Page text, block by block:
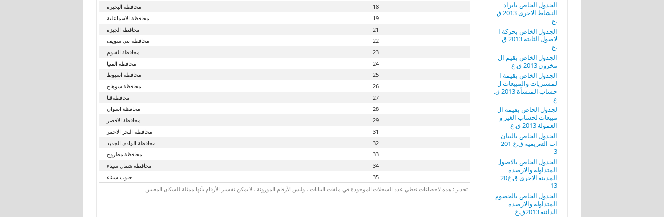
الجدول الخاص بايراد
النشاط الاخرى 2013 ق
.ع
الجدول الخاص بحركة ا
لاصول الثابتة 2013 ق
.ع
الجدول الخاص بقيم ال
مخزون 2013 ق.ع
الجدول الخاص بقيمة ا
لمشتريات والمبيعات ل
حساب المنشأة 2013 ق.
ع
لجدول الخاص بقيمة ال
مبيعات لحساب الغير و
العمولة 2013 ق.ع
الجدول الخاص بالبيان
ات التعريفية ق.خ 201
3
الجدول الخاص بالاصول
المتداولة والارصدة
المدينة الاخرى ق.خ20
13
الجدول الخاص بالخصوم
المتداولة والارصدة
الدائنة 2013ق.خ
18
محافظة البحيرة
19
محافظة الاسماعلية
21
محافظة الجيزة
22
محافظة بنى سويف
23
محافظة الفيوم
24
محافظة المنيا
25
محافظة اسيوط
26
محافظة سوهاج
27
محافظةقنا
28
محافظة اسوان
29
محافظة الاقصر
31
محافظة البحر الاحمر
32
محافظة الوادى الجديد
33
محافظة مطروح
34
محافظة شمال سيناء
35
جنوب سيناء
تحذير : هذه لاحصاءات تعطي عدد السجلات الموجودة في ملفات البيانات ، وليس الأرقام الموزونة . لا يمكن تفسير الأرقام بأنها ممثلة للسكان المعنيين